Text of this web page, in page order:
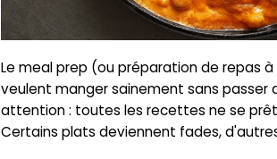
Le meal prep (ou préparation de repas
veulent manger sainement sans passer
attention : toutes les recettes ne se
Certains plats deviennent fades,